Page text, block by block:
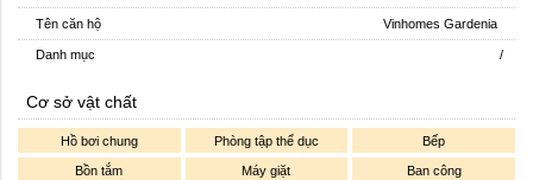
Tên căn hộ Vinhomes Gardenia
Danh mục /
Cơ sở vật chất
Hồ bơi chung Phòng tập thể dục Bếp
Bồn tắm Máy giặt Ban công